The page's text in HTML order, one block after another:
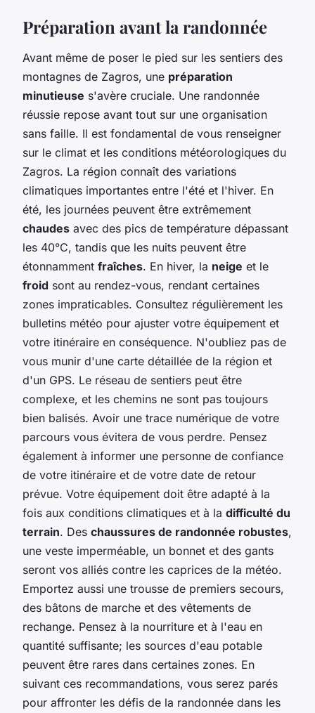
Préparation avant la randonnée
Avant même de poser le pied sur les sentiers des
montagnes de Zagros, une préparation
minutieuse s'avère cruciale. Une randonnée
réussie repose avant tout sur une organisation
sans faille. Il est fondamental de vous renseigner
sur le climat et les conditions météorologiques du
Zagros. La région connaît des variations
climatiques importantes entre l'été et l'hiver. En
été, les journées peuvent être extrêmement
chaudes avec des pics de température dépassant
les 40°C, tandis que les nuits peuvent être
étonnamment fraîches. En hiver, la neige et le
froid sont au rendez-vous, rendant certaines
zones impraticables. Consultez régulièrement les
bulletins météo pour ajuster votre équipement et
votre itinéraire en conséquence. N'oubliez pas de
vous munir d'une carte détaillée de la région et
d'un GPS. Le réseau de sentiers peut être
complexe, et les chemins ne sont pas toujours
bien balisés. Avoir une trace numérique de votre
parcours vous évitera de vous perdre. Pensez
également à informer une personne de confiance
de votre itinéraire et de votre date de retour
prévue. Votre équipement doit être adapté à la
fois aux conditions climatiques et à la difficulté du
terrain. Des chaussures de randonnée robustes,
une veste imperméable, un bonnet et des gants
seront vos alliés contre les caprices de la météo.
Emportez aussi une trousse de premiers secours,
des bâtons de marche et des vêtements de
rechange. Pensez à la nourriture et à l'eau en
quantité suffisante; les sources d'eau potable
peuvent être rares dans certaines zones. En
suivant ces recommandations, vous serez parés
pour affronter les défis de la randonnée dans les